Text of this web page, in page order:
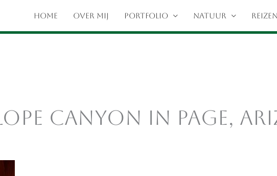
HOME OVER MIJ Portfolio NATUUR REIZEN
canyon in Page,